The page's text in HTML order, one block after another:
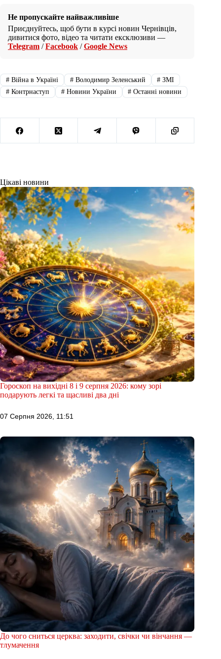
Не пропускайте найважливіше
Приєднуйтесь, щоб бути в курсі новин Чернівців,
дивитися фото, відео та читати ексклюзиви —
Telegram /Facebook /Google News
#Війна в Україні #Володимир Зеленський # ЗМІ
#Контрнаступ #Новини України # Останні новини
Цікаві новини
Гороскоп на вихідні 8 і 9 серпня 2026: кому зорі
подарують легкі та щасливі два дні
07 Серпня 2026, 11:51
До чого сниться церква: заходити, свічки чи вінчання —
тлумачення